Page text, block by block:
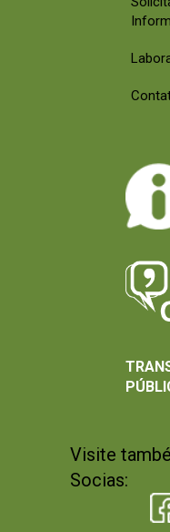
Visite
Socias: